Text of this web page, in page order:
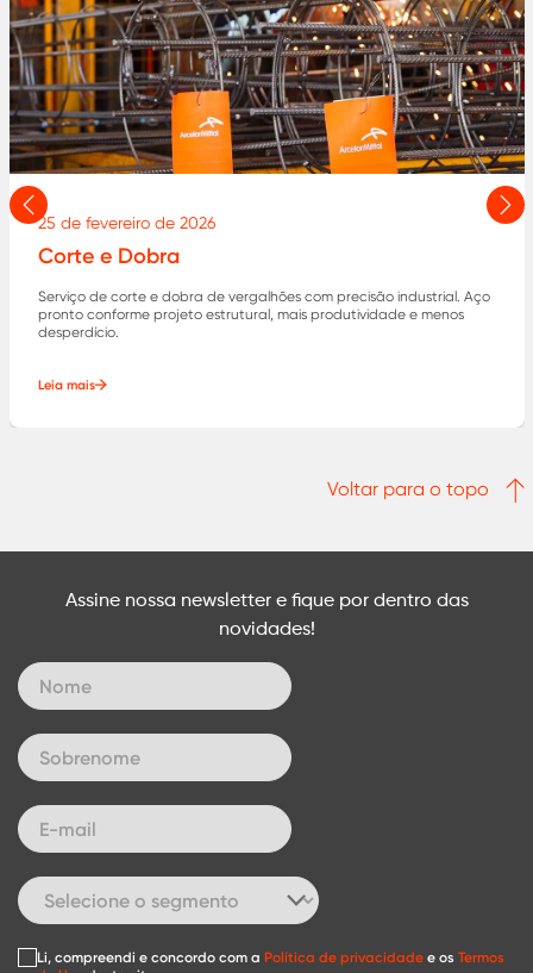
25 de fevereiro de 2026
Corte e Dobra
Serviço de corte e dobra de vergalhões com precisão industrial. Aço
pronto conforme projeto estrutural, mais produtividade e menos
desperdício.
Leia mais
Anterior
Voltar para o topo
Assine nossa newsletter e fique por dentro das
novidades!
Li, compreendi e concordo com a Política de privacidade e os Termos